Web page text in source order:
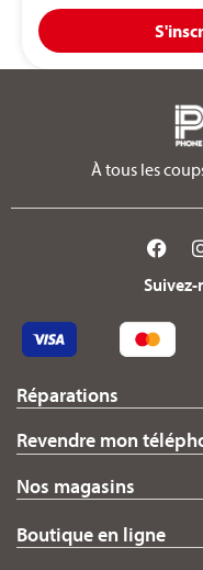
À tous les
Suivez-
Réparations
Revendre mon
Nos magasins
Boutique en ligne